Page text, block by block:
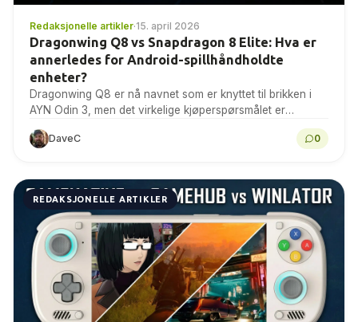
Redaksjonelle artikler·15. april 2026
Dragonwing Q8 vs Snapdragon 8 Elite: Hva er
annerledes for Android-spillhåndholdte
enheter?
Dragonwing Q8 er nå navnet som er knyttet til brikken i
AYN Odin 3, men det virkelige kjøperspørsmålet er
DaveC 0
REDAKSJONELLE ARTIKLER